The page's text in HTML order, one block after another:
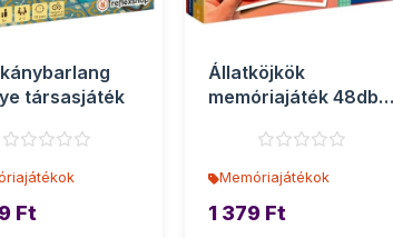
társasjáték
Ft
Állatköjkök
memóriajáték 48db-
Memóriajátékok
1 379 Ft